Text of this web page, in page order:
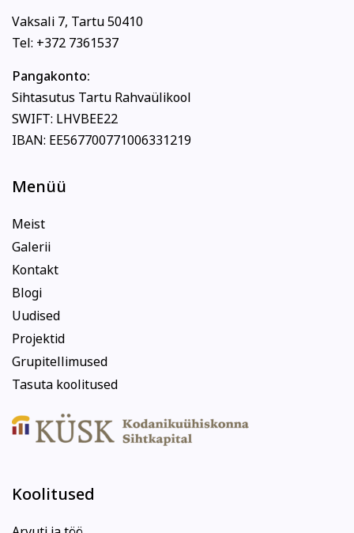
Vaksali 7, Tartu 50410
Tel: +372 7361537
Pangakonto:
Sihtasutus Tartu Rahvaülikool
SWIFT: LHVBEE22
IBAN: EE567700771006331219
Menüü
Meist
Galerii
Kontakt
Blogi
Uudised
Projektid
Grupitellimused
Tasuta koolitused
Koolitused